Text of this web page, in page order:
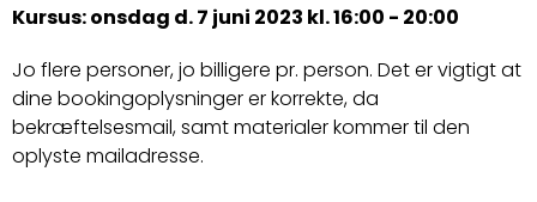
Kursus: onsdag d. 7 juni 2023 kl. 16:00 - 20:00
Jo flere personer, jo billigere pr. person. Det er vigtigt at
dine bookingoplysninger er korrekte, da
bekræftelsesmail, samt materialer kommer til den
oplyste mailadresse.